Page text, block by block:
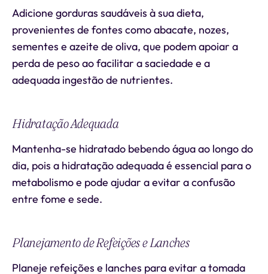
Adicione gorduras saudáveis à sua dieta,
provenientes de fontes como abacate, nozes,
sementes e azeite de oliva, que podem apoiar a
perda de peso ao facilitar a saciedade e a
adequada ingestão de nutrientes.
Hidratação Adequada
Mantenha-se hidratado bebendo água ao longo do
dia, pois a hidratação adequada é essencial para o
metabolismo e pode ajudar a evitar a confusão
entre fome e sede.
Planejamento de Refeições e Lanches
Planeje refeições e lanches para evitar a tomada